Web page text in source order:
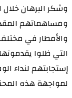
وشكر البرهان
ومساهماتهم
والأمطار في مختلف
التي ظلوا
إستجابتهم لنداء
لمواجهة هذه